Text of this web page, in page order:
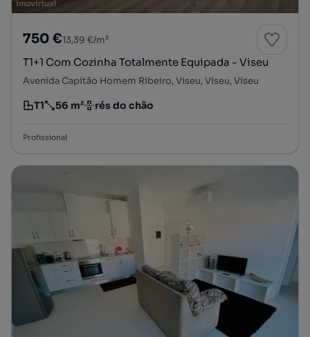
750 €13,39 €/m²
T1+1 Com Cozinha Totalmente Equipada - Viseu
Avenida Capitão Homem Ribeiro, Viseu, Viseu, Viseu
Tipologia
T1
Preço por metro quadrado
56 m²
Andar rés do chão
Profissional